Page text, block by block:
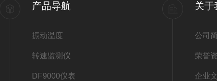
产品导航
振动温度
转速监测仪
DF9000仪表
关于
公司
荣誉
企业